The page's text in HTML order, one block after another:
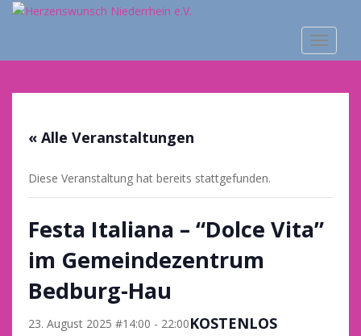
p
« Alle Veranstaltungen
Diese Veranstaltung hat bereits stattgefunden.
Festa Italiana – “Dolce Vita”
im Gemeindezentrum
Bedburg-Hau
23. August 2025 #14:00 - 22:00KOSTENLOS